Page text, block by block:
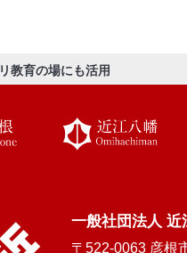
教育の場にも活用
一般社団法人 近
〒522-0063 彦根